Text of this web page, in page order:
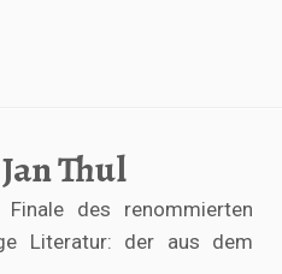
Thul
des renommierten
Literatur: der aus dem